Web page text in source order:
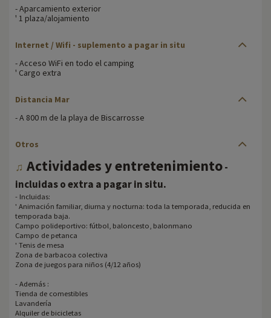
- Aparcamiento exterior
' 1 plaza/alojamiento
Internet / Wifi - suplemento a pagar in situ
- Acceso WiFi en todo el camping
' Cargo extra
Distancia Mar
- A 800 m de la playa de Biscarrosse
Otros
♫ Actividades y entretenimiento-
incluidas o extra a pagar in situ.
- Incluidas:
' Animación familiar, diurna y nocturna: toda la temporada, reducida en
temporada baja.
Campo polideportivo: fútbol, baloncesto, balonmano
Campo de petanca
' Tenis de mesa
Zona de barbacoa colectiva
Zona de juegos para niños (4/12 años)
- Además :
Tienda de comestibles
Lavandería
Alquiler de bicicletas